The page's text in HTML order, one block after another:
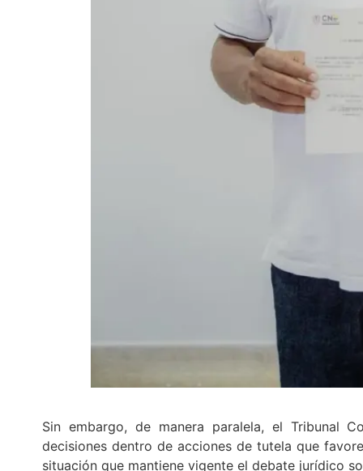
Sin embargo, de manera paralela, el Tribunal
decisiones dentro de acciones de tutela que
situación que mantiene vigente el debate jurídico